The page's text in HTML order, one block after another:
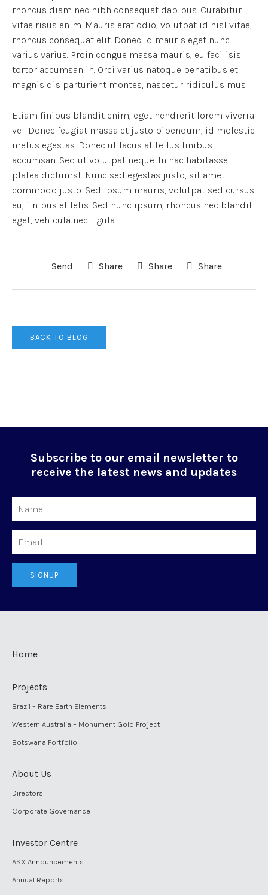
rhoncus diam nec nibh consequat dapibus. Curabitur
vitae risus enim. Mauris erat odio, volutpat id nisl vitae,
rhoncus consequat elit. Donec id mauris eget nunc
varius varius. Proin congue massa mauris, eu facilisis
tortor accumsan in. Orci varius natoque penatibus et
magnis dis parturient montes, nascetur ridiculus mus.
Etiam finibus blandit enim, eget hendrerit lorem viverra
vel. Donec feugiat massa et justo bibendum, id molestie
metus egestas. Donec ut lacus at tellus finibus
accumsan. Sed ut volutpat neque. In hac habitasse
platea dictumst. Nunc sed egestas justo, sit amet
commodo justo. Sed ipsum mauris, volutpat sed cursus
eu, finibus et felis. Sed nunc ipsum, rhoncus nec blandit
eget, vehicula nec ligula.
Send Share Share Share
BACK TO BLOG
Subscribe to our email newsletter to
receive the latest news and updates
SIGNUP
Home
Projects
Brazil – Rare Earth Elements
Western Australia – Monument Gold Project
Botswana Portfolio
About Us
Directors
Corporate Governance
Investor Centre
ASX Announcements
Annual Reports